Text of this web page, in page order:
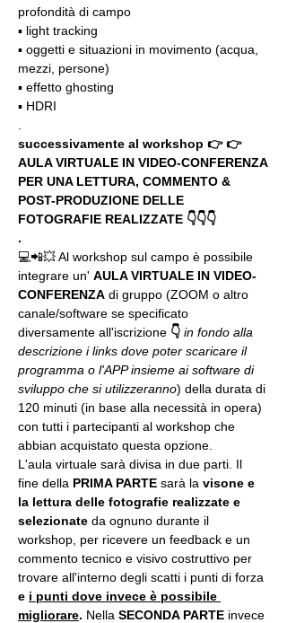
profondità di campo
▪️ light tracking
▪️ oggetti e situazioni in movimento (acqua,
mezzi, persone)
▪️ effetto ghosting
▪️ HDRI
successivamente al workshop 👉 👉
AULA VIRTUALE IN VIDEO-CONFERENZA
PER UNA LETTURA, COMMENTO &
POST-PRODUZIONE DELLE
FOTOGRAFIE REALIZZATE 👇👇👇
.
💻📲💥 Al workshop sul campo è possibile
integrare un' AULA VIRTUALE IN VIDEO-
CONFERENZA di gruppo (ZOOM o altro
canale/software se specificato
diversamente all'iscrizione 👇 in fondo alla
descrizione i links dove poter scaricare il
programma o l'APP insieme ai software di
sviluppo che si utilizzeranno) della durata di
120 minuti (in base alla necessità in opera)
con tutti i partecipanti al workshop che
abbian acquistato questa opzione.
L'aula virtuale sarà divisa in due parti. Il
fine della PRIMA PARTE sarà la visone e
la lettura delle fotografie realizzate e
selezionate da ognuno durante il
workshop, per ricevere un feedback e un
commento tecnico e visivo costruttivo per
trovare all'interno degli scatti i punti di forza
e i punti dove invece è possibile
migliorare. Nella SECONDA PARTE invece